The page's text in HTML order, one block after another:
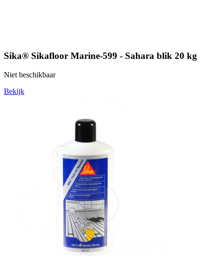
Sika® Sikafloor Marine-599 - Sahara blik 20 kg
Niet beschikbaar
Bekijk